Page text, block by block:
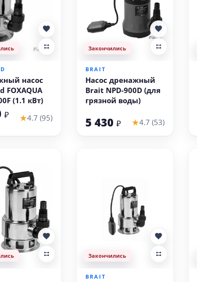
насос
FOXAQUA
(1.1 кВт)
₽ ★4.7 (95)
Закончились
BRAIT
Насос дренажный
Brait NPD-900D (для
грязной воды)
5 430 ₽ ★4.7 (53)
Закончились
BRAIT